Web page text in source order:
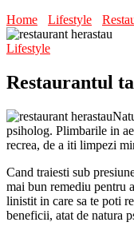
Home
Lifestyle
Lifestyle
Restaurantul
psiholog. Plimbarile in
recrea, de a iti limpezi
Cand traiesti sub
mai bun remediu pentru
linistit in care sa te poti
beneficii, atat de natura